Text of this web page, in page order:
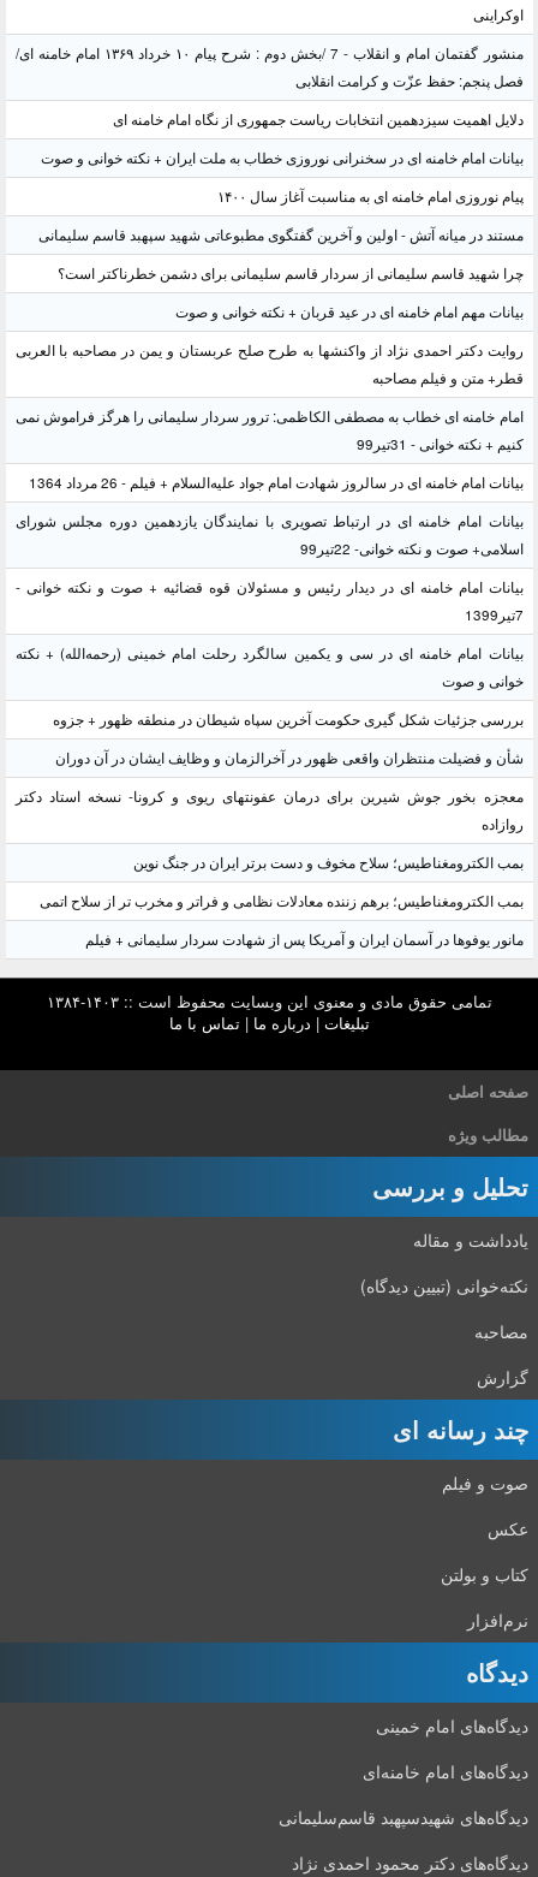
اوکراینی
منشور گفتمان امام و انقلاب - 7 /بخش دوم : شرح پیام ۱۰ خرداد ۱۳۶۹ امام خامنه ای/
فصل پنجم: حفظ عزّت و کرامت انقلابی
دلایل اهمیت سیزدهمین انتخابات ریاست جمهوری از نگاه امام خامنه ای
بیانات امام خامنه ای در سخنرانی نوروزی خطاب به ملت ایران + نکته خوانی و صوت
پیام نوروزی امام خامنه ای به مناسبت آغاز سال ۱۴۰۰
مستند در میانه آتش - اولین و آخرین گفتگوی مطبوعاتی شهید سپهبد قاسم سلیمانی
چرا شهید قاسم سلیمانی از سردار قاسم سلیمانی برای دشمن خطرناکتر است؟
بیانات مهم امام خامنه ای در عید قربان + نکته خوانی و صوت
روایت دکتر احمدی نژاد از واکنشها به طرح صلح عربستان و یمن در مصاحبه با العربی
قطر+ متن و فیلم مصاحبه
امام خامنه ای خطاب به مصطفی الکاظمی: ترور سردار سلیمانی را هرگز فراموش نمی
کنیم + نکته خوانی - 31تیر99
بیانات امام خامنه ای در سالروز شهادت امام جواد علیه‌السلام + فیلم - 26 مرداد 1364
بیانات امام خامنه ای در ارتباط تصویری با نمایندگان یازدهمین دوره مجلس شورای
اسلامی+ صوت و نکته خوانی- 22تیر99
بیانات امام خامنه ای در دیدار رئیس و مسئولان قوه قضائیه + صوت و نکته خوانی -
7تیر1399
بیانات امام خامنه ای در سی و یکمین سالگرد رحلت امام خمینی (رحمه‌الله) + نکته
خوانی و صوت
بررسی جزئیات شکل گیری حکومت آخرین سپاه شیطان در منطقه ظهور + جزوه
شأن و فضیلت منتظران واقعی ظهور در آخرالزمان و وظایف ایشان در آن دوران
معجزه بخور جوش شیرین برای درمان عفونتهای ریوی و کرونا- نسخه استاد دکتر
روازاده
بمب الکترومغناطیس؛ سلاح مخوف و دست برتر ایران در جنگ نوین
بمب الکترومغناطیس؛ برهم زننده معادلات نظامی و فراتر و مخرب تر از سلاح اتمی
مانور یوفوها در آسمان ایران و آمریکا پس از شهادت سردار سلیمانی + فیلم
تمامی حقوق مادی و معنوی این وبسایت محفوظ است :: ۱۴۰۳-۱۳۸۴
تبلیغات | درباره ما |تماس با ما
صفحه اصلی
مطالب ویژه
تحلیل و بررسی
یادداشت و مقاله
نکته‌خوانی (تبیین دیدگاه)
مصاحبه
گزارش
چند رسانه ای
صوت و فیلم
عکس
کتاب و بولتن
نرم‌افزار
دیدگاه‌
دیدگاه‌های امام خمینی
دیدگاه‌های امام خامنه‌ای
دیدگاه‌های شهید‌سپهبد قاسم‌سلیمانی
دیدگاه‌های دکتر محمود احمدی نژاد